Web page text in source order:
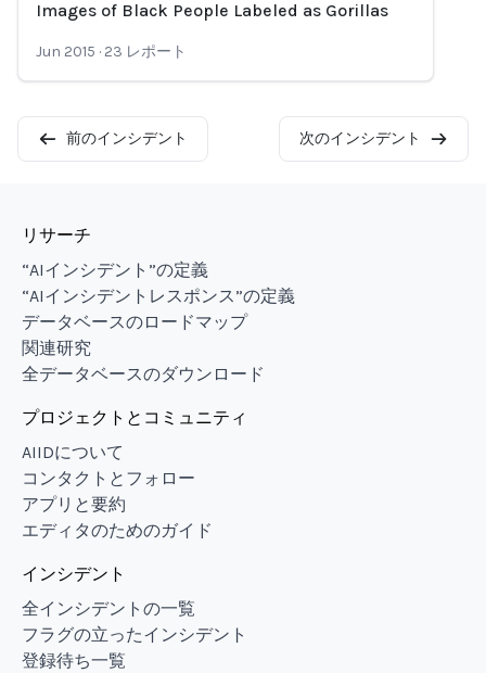
Loading...
Images of Black People Labeled as Gorillas
Jun 2015 · 23 レポート
前のインシデント 次のインシデント
リサーチ
“AIインシデント”の定義
“AIインシデントレスポンス”の定義
データベースのロードマップ
関連研究
全データベースのダウンロード
プロジェクトとコミュニティ
AIIDについて
コンタクトとフォロー
アプリと要約
エディタのためのガイド
インシデント
全インシデントの一覧
フラグの立ったインシデント
登録待ち一覧